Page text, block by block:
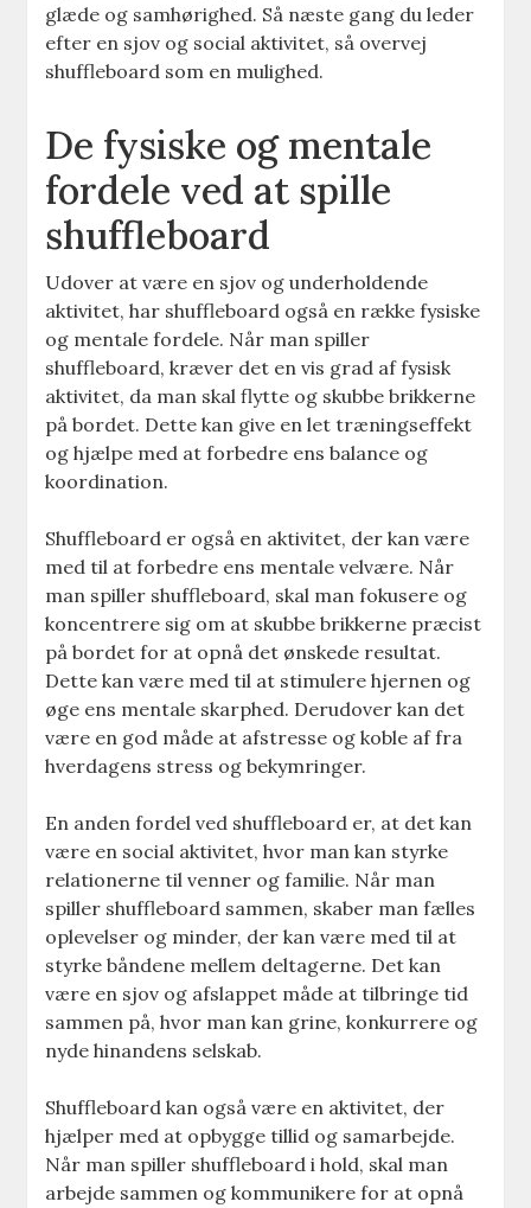
glæde og samhørighed. Så næste gang du leder
efter en sjov og social aktivitet, så overvej
shuffleboard som en mulighed.
De fysiske og mentale
fordele ved at spille
shuffleboard
Udover at være en sjov og underholdende
aktivitet, har shuffleboard også en række fysiske
og mentale fordele. Når man spiller
shuffleboard, kræver det en vis grad af fysisk
aktivitet, da man skal flytte og skubbe brikkerne
på bordet. Dette kan give en let træningseffekt
og hjælpe med at forbedre ens balance og
koordination.
Shuffleboard er også en aktivitet, der kan være
med til at forbedre ens mentale velvære. Når
man spiller shuffleboard, skal man fokusere og
koncentrere sig om at skubbe brikkerne præcist
på bordet for at opnå det ønskede resultat.
Dette kan være med til at stimulere hjernen og
øge ens mentale skarphed. Derudover kan det
være en god måde at afstresse og koble af fra
hverdagens stress og bekymringer.
En anden fordel ved shuffleboard er, at det kan
være en social aktivitet, hvor man kan styrke
relationerne til venner og familie. Når man
spiller shuffleboard sammen, skaber man fælles
oplevelser og minder, der kan være med til at
styrke båndene mellem deltagerne. Det kan
være en sjov og afslappet måde at tilbringe tid
sammen på, hvor man kan grine, konkurrere og
nyde hinandens selskab.
Shuffleboard kan også være en aktivitet, der
hjælper med at opbygge tillid og samarbejde.
Når man spiller shuffleboard i hold, skal man
arbejde sammen og kommunikere for at opnå